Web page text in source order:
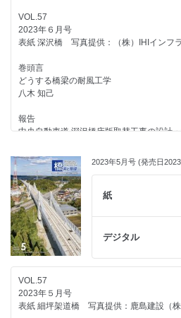
平成30年7月豪雨により流出した高速道路
─ 高知自動車道 立川橋 ─
平山 浩司/渡邊 理智/伊東 祐之/西松 利真/川
３章 激甚化する災害への備え
防災・減災，国土強靱化の取組
国土交通省総合政策局公共事業企画調整課
危機耐性の視点：二段階設計法の次へ
橋梁の付帯工における日常管理での出来事
安藤 博文
激甚化する降雨災害に向けたリスク管理［
渡邉 諭/中島 進
洪水と橋梁建設
武市 修一
大阪湾岸道路西伸部長大橋における耐風設
杉山 裕樹/川田 歩美/安積 恭子/伊佐 政晃/八
浜松町駅線路切換に伴う浜松町架道橋桁移
稲富 徹/橘 太賀彦/永井 辰樹/黒田 智也/山
鉄道近接施工下における東京モノレール羽
え
長倉 康裕/池田 大介/久保 武明/高木 博司/名
2022年制定 コンクリート標準示方書【基
【設計編】の概要
連載企画
浮世絵を彩った橋
第18回 心斎橋
紅林 章央
海外文献紹介
中国の丹江口貯水池橋（Danjiangkou
世界最長のアースアンカー斜張橋
ニュース
都市部における鋼橋の送出し架設の進捗状
VOL.57
2023年６月号
表紙 深沢橋 写真提供：（株）IHIインフ
巻頭言
どうする橋梁の耐風工学
八木 知己
報告
中央自動車道 深沢橋床版取替工事の設計
PCケーブルを用いた変位制限構造用ブラ
─ 首都高速1号羽田線空港西地区 ─
木村 瞬/小沢 赳丈/鈴木 和典/森山 晋/渡
グラビアカラー 東北自動車道 越河橋床版
報告
─ 東北自動車道 越河橋床版取替工事 ─
金子 健/高橋 昌也/大賀 猛/青池 祥平/山
2023年5月号 (発売日
紙
デジタル
VOL.57
2023年５月号
表紙 細坪架道橋 写真提供：鹿島建設（株